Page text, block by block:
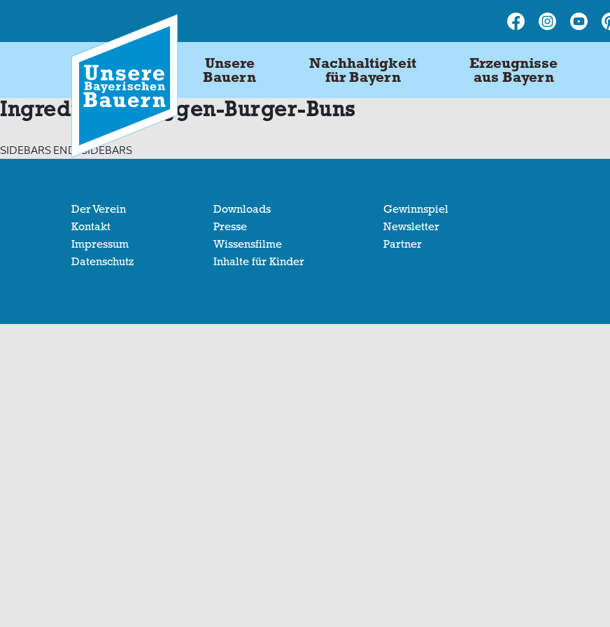
content
Unsere
Bauern
Nachhaltigkeit
für Bayern
Erzeugnisse
aus Bayern
Ingredients:Roggen-Burger-Buns
SIDEBARS END: SIDEBARS
Der Verein
Kontakt
Impressum
Datenschutz
Downloads
Presse
Wissensfilme
Inhalte für Kinder
Gewinnspiel
Newsletter
Partner